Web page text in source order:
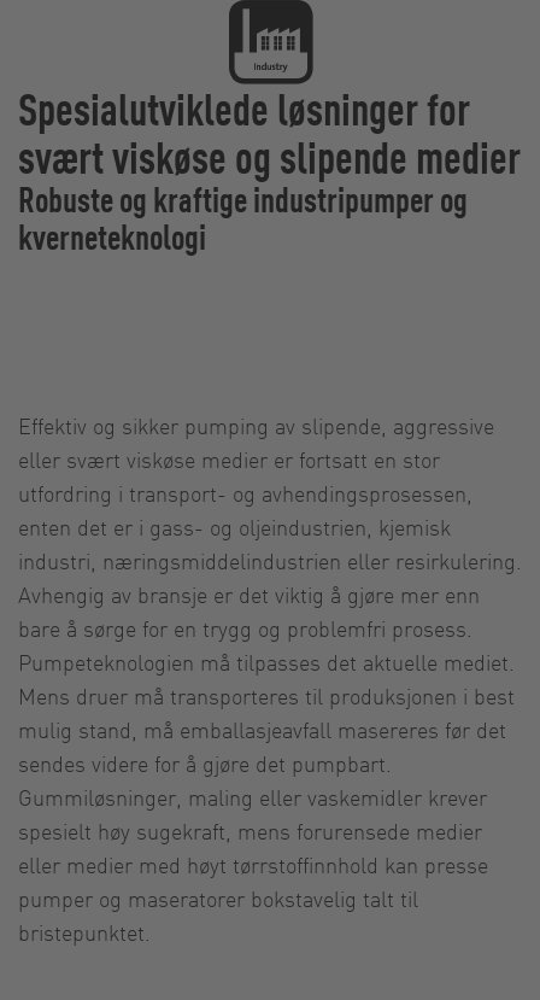
Spesialutviklede løsninger for
svært viskøse og slipende medier
Robuste og kraftige industripumper og
kverneteknologi
Effektiv og sikker pumping av slipende, aggressive
eller svært viskøse medier er fortsatt en stor
utfordring i transport- og avhendingsprosessen,
enten det er i gass- og oljeindustrien, kjemisk
industri, næringsmiddelindustrien eller resirkulering.
Avhengig av bransje er det viktig å gjøre mer enn
bare å sørge for en trygg og problemfri prosess.
Pumpeteknologien må tilpasses det aktuelle mediet.
Mens druer må transporteres til produksjonen i best
mulig stand, må emballasjeavfall masereres før det
sendes videre for å gjøre det pumpbart.
Gummiløsninger, maling eller vaskemidler krever
spesielt høy sugekraft, mens forurensede medier
eller medier med høyt tørrstoffinnhold kan presse
pumper og maseratorer bokstavelig talt til
bristepunktet.